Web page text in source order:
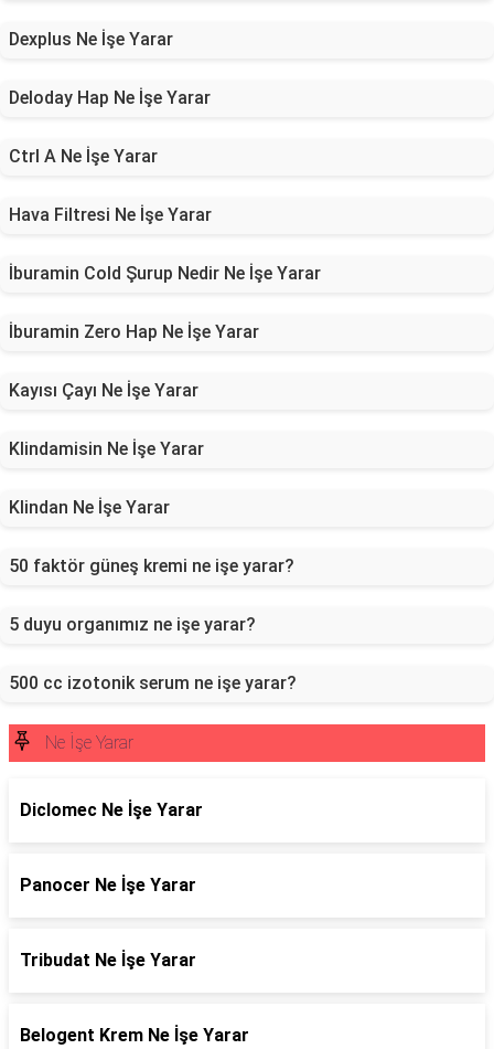
Dexplus Ne İşe Yarar
Deloday Hap Ne İşe Yarar
Ctrl A Ne İşe Yarar
Hava Filtresi Ne İşe Yarar
İburamin Cold Şurup Nedir Ne İşe Yarar
İburamin Zero Hap Ne İşe Yarar
Kayısı Çayı Ne İşe Yarar
Klindamisin Ne İşe Yarar
Klindan Ne İşe Yarar
50 faktör güneş kremi ne işe yarar?
5 duyu organımız ne işe yarar?
500 cc izotonik serum ne işe yarar?
Ne İşe Yarar
Diclomec Ne İşe Yarar
Panocer Ne İşe Yarar
Tribudat Ne İşe Yarar
Belogent Krem Ne İşe Yarar